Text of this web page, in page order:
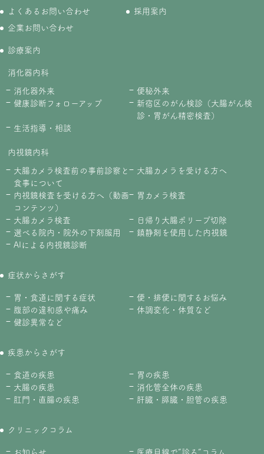
よくあるお問い合わせ
採用案内
企業お問い合わせ
診療案内
消化器内科
消化器外来
便秘外来
健康診断フォローアップ
新宿区のがん検診（大腸がん検
診・胃がん精密検査）
生活指導・相談
内視鏡内科
大腸カメラ検査前の事前診察と
食事について
大腸カメラを受ける方へ
内視鏡検査を受ける方へ（動画
コンテンツ）
胃カメラ検査
大腸カメラ検査
日帰り大腸ポリープ切除
選べる院内・院外の下剤服用
鎮静剤を使用した内視鏡
AIによる内視鏡診断
症状からさがす
胃・食道に関する症状
便・排便に関するお悩み
腹部の違和感や痛み
体調変化・体質など
健診異常など
疾患からさがす
食道の疾患
胃の疾患
大腸の疾患
消化管全体の疾患
肛門・直腸の疾患
肝臓・膵臓・胆管の疾患
クリニックコラム